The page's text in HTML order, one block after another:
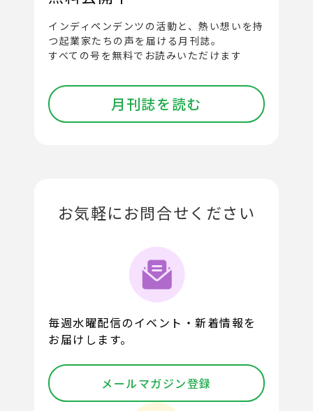
インディペンデンツの活動と、熱い想いを持
つ起業家たちの声を届ける月刊誌。
すべての号を無料でお読みいただけます
月刊誌を読む
お気軽にお問合せください
毎週水曜配信のイベント・新着情報を
お届けします。
メールマガジン登録